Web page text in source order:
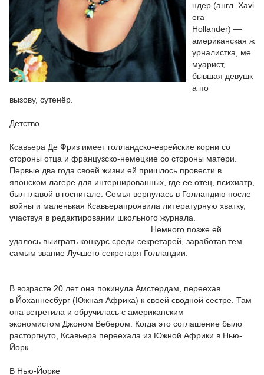
ндер (англ. Xavi
era
Hollander) —
американская ж
урналистка, ме
муарист,
бывшая девушк
а по
вызову, сутенёр.
Детство
Ксавьера Де Фриз имеет голландско-еврейские корни со
стороны отца и французско-немецкие со стороны матери.
Первые два года своей жизни ей пришлось провести в
японском лагере для интернированных, где ее отец, психиатр,
был главой в госпитале. Семья вернулась в Голландию после
войны и маленькая Ксавьерапроявила литературную хватку,
участвуя в редактировании школьного журнала.
Немного позже ей
удалось выиграть конкурс среди секретарей, заработав тем
самым звание Лучшего секретаря Голландии.
В возрасте 20 лет она покинула Амстердам, переехав
в Йоханнесбург (Южная Африка) к своей сводной сестре. Там
она встретила и обручилась с американским
экономистом Джоном Вебером. Когда это соглашение было
расторгнуто, Ксавьера переехала из Южной Африки в Нью-
Йорк.
В Нью-Йорке